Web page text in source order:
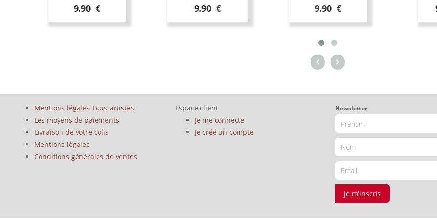
9.90 € 9.90 € 9.90 €
Mentions légales Tous-artistes
Les moyens de paiements
Livraison de votre colis
Mentions légales
Conditions générales de ventes
Espace client
Je me connecte
Je créé un compte
Newsletter
je m'inscris